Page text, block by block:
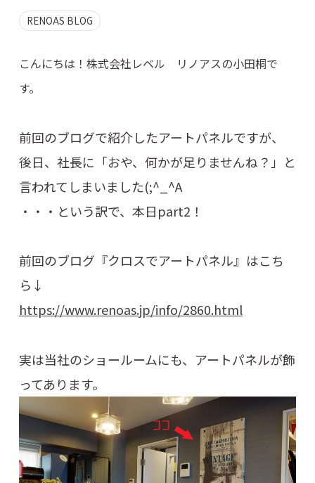
RENOAS BLOG
こんにちは！株式会社レベル リノアスの小田桐で
す。
前回のブログで紹介したアートパネルですが、
後日、社長に「おや、何かが足りませんね？」と
言われてしまいました(;^_^A
・・・という訳で、本日part2！
前回のブログ『クロスでアートパネル』はこち
ら↓
https://www.renoas.jp/info/2860.html
実は当社のショールームにも、アートパネルが飾
ってあります。